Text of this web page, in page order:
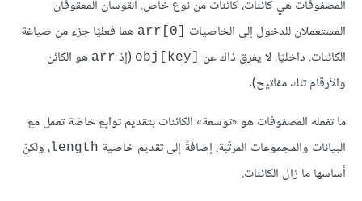
المصفوفات هي كائنات، كائنات من نوع خاص. القوسان المعقوفان
المستعملان للدخول إلى الخاصيات
arr[0]‎ هما فعليًا جزء من صياغة
الكائنات. داخليًا، لا يفرق ذاك عن
obj[key]‎ (إذ arr هو الكائن
والأرقام تلك مفاتيح).
ما تفعله المصفوفات هو «توسعة» الكائنات بتقديم توابِع خاصّة تعمل مع
البيانات والمجموعات المرتّبة، إضافةً إلى تقديم خاصية length ، ولكنّ
أساسها ما زال الكائنات.